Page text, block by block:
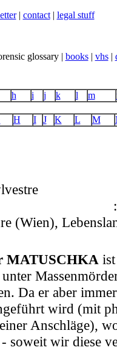
| contact| legal stuff
glossary | books| vhs|
h i j k l m
H I J K L M
(Wien),
MATUSCHKA
Da er aber
wird (mit
Anschläge),
soweit wir diese